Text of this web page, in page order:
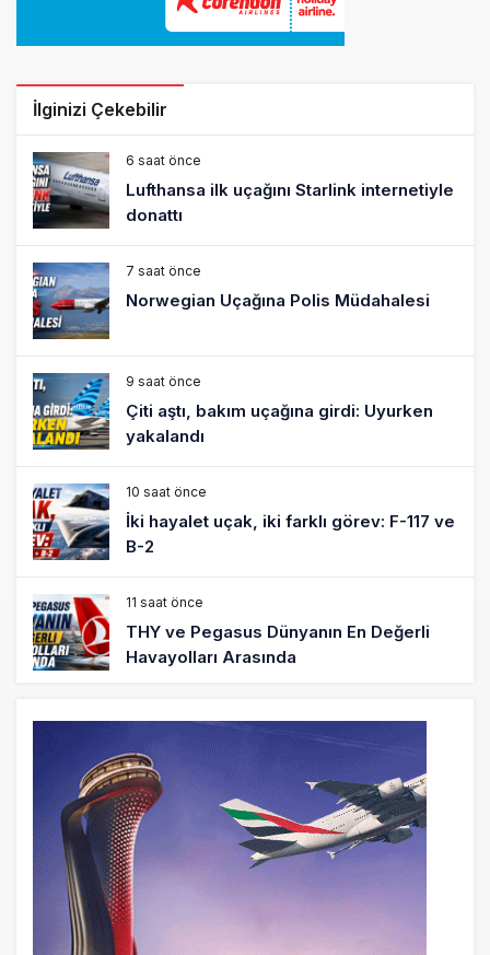
İlginizi Çekebilir
6 saat önce
Lufthansa ilk uçağını Starlink internetiyle
donattı
7 saat önce
Norwegian Uçağına Polis Müdahalesi
9 saat önce
Çiti aştı, bakım uçağına girdi: Uyurken
yakalandı
10 saat önce
İki hayalet uçak, iki farklı görev: F-117 ve
B-2
11 saat önce
THY ve Pegasus Dünyanın En Değerli
Havayolları Arasında
Fly Baghdad ABD yaptırım listesinden
çıkarıldı
13 saat önce
Elektrikli uçaklar Avrupa’da kısa rotalara
hazırlanıyor
13 saat önce